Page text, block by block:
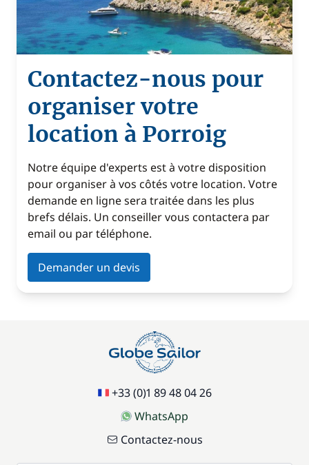
Contactez-nous pour
organiser votre
location à Porroig
Notre équipe d'experts est à votre disposition
pour organiser à vos côtés votre location. Votre
demande en ligne sera traitée dans les plus
brefs délais. Un conseiller vous contactera par
email ou par téléphone.
Demander un devis
+33 (0)1 89 48 04 26
WhatsApp
Contactez-nous